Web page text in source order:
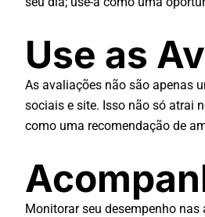
Use as
As avaliações não são apenas
sociais e site. Isso não só atrai
como uma recomendação de
Monitorar seu desempenho